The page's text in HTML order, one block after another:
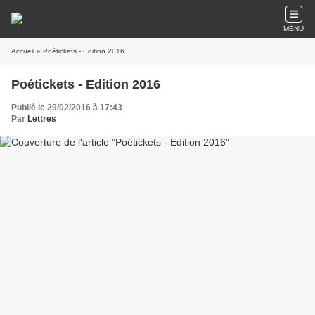
MENU
Accueil » Poétickets - Edition 2016
Poétickets - Edition 2016
Publié le 29/02/2016 à 17:43
Par Lettres